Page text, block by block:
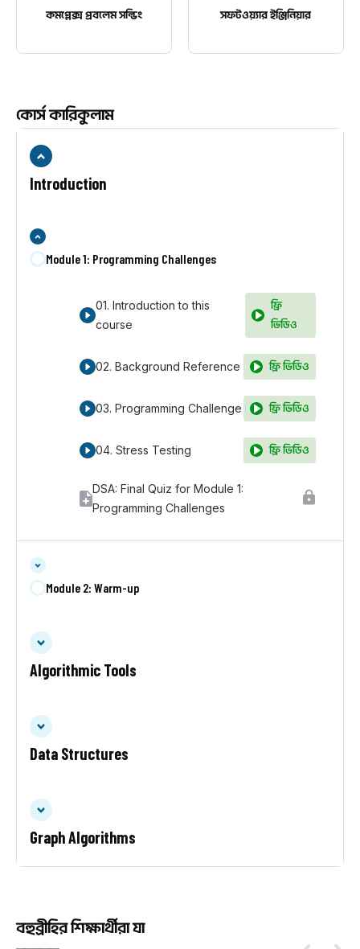
কমপ্লেক্স প্রবলেম সল্ভিং সফটওয়্যার ইঞ্জিনিয়ার
কোর্স কারিকুলাম
Introduction
Module 1: Programming Challenges
01. Introduction to this
course
ফ্রি
ভিডিও
02. Background Reference ফ্রি ভিডিও
03. Programming Challenge ফ্রি ভিডিও
04. Stress Testing ফ্রি ভিডিও
DSA: Final Quiz for Module 1:
Programming Challenges
Module 2: Warm-up
Algorithmic Tools
Data Structures
Graph Algorithms
বহুব্রীহির শিক্ষার্থীরা যা